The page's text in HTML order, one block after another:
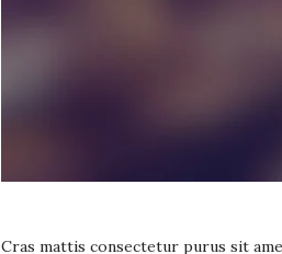
Cras mattis consectetur purus sit